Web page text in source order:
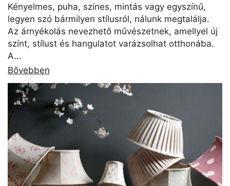
Kényelmes, puha, színes, mintás vagy egyszínű,
legyen szó bármilyen stílusról, nálunk megtalálja.
Az árnyékolás nevezhető művészetnek, amellyel új
színt, stílust és hangulatot varázsolhat otthonába.
A...
Bővebben